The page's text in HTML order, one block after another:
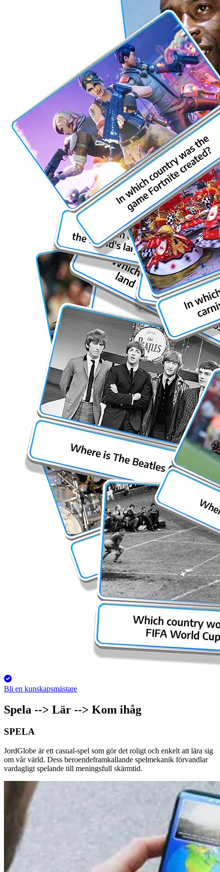
Bli en kunskapsmästare
Spela --> Lär --> Kom ihåg
SPELA
JordGlobe är ett casual-spel som gör det roligt och enkelt att lära sig
om vår värld. Dess beroendeframkallande spelmekanik förvandlar
vardagligt spelande till meningsfull skärmtid.